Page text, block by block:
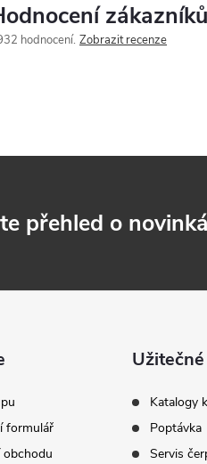
zákazníků
hodnocení Zobrazit recenze
přehled o
formulář
Katalogy
Poptávka
Servis